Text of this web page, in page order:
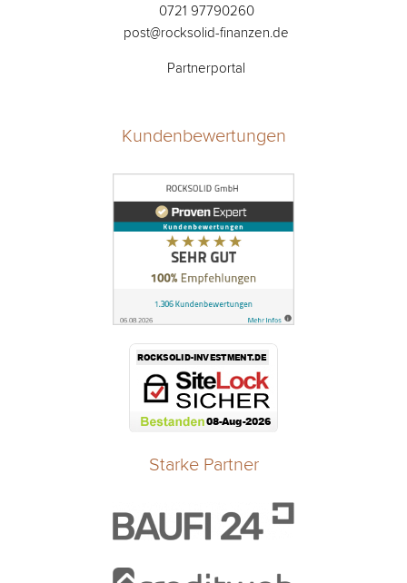
0721 97790260
post@rocksolid-finanzen.de
Partnerportal
Kundenbewertungen
Starke Partner